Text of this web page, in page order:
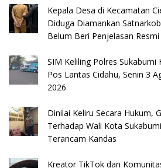
Kepala Desa di Kecamatan
Diduga Diamankan
Belum Beri Penjelasan Resmi
SIM Keliling Polres Sukabumi
Pos Lantas Cidahu, Senin 3
2026
Dinilai Keliru Secara Hukum,
Terhadap Wali Kota Sukabumi
Terancam Kandas
Kreator TikTok dan